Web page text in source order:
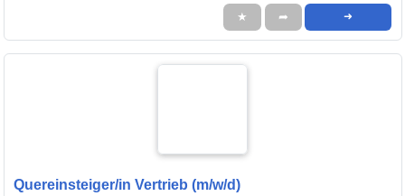
★ ➦ ➜
Quereinsteiger/in Vertrieb (m/w/d)